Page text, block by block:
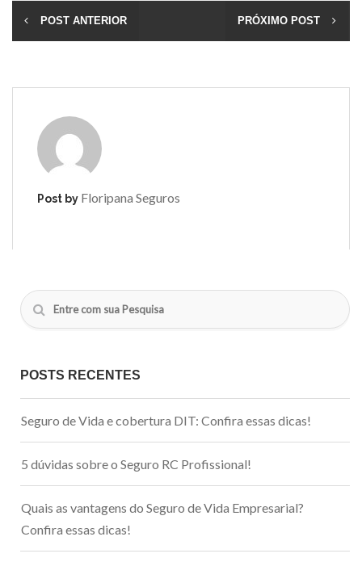
POST ANTERIOR PRÓXIMO POST
Post by Floripana Seguros
POSTS RECENTES
Seguro de Vida e cobertura DIT: Confira essas dicas!
5 dúvidas sobre o Seguro RC Profissional!
Quais as vantagens do Seguro de Vida Empresarial?
Confira essas dicas!